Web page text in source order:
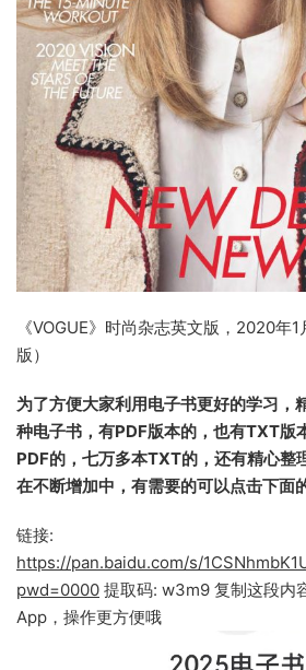
《VOGUE》时尚杂志英文版，2020年
版）
为了方便大家利用电子书更好的学习，
种电子书，有PDF版本的，也有TXT版
PDF的，七万多本TXT的，还有精心整
在不断增加中，有需要的可以点击下面
链接:
https://pan.baidu.com/s/
pwd=0000 提取码: w3m9 复制这段内
App，操作更方便哦